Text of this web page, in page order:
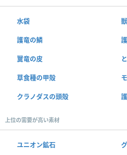
水袋
護竜の鱗
翼竜の皮
草食種の甲殻
クラノダスの頭殻
上位の需要が高い素材
ユニオン鉱石